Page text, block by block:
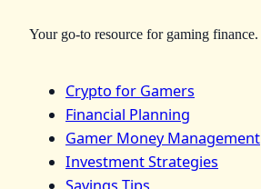
Your go-to resource for gaming finance.
Crypto for Gamers
Financial Planning
Gamer Money Management
Investment Strategies
Savings Tips